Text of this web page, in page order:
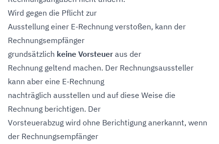
Wird gegen die Pflicht zur
Ausstellung einer E-Rechnung verstoßen, kann der
Rechnungsempfänger
grundsätzlich keine Vorsteuer aus der
Rechnung geltend machen. Der Rechnungsaussteller
kann aber eine E-Rechnung
nachträglich ausstellen und auf diese Weise die
Rechnung berichtigen. Der
Vorsteuerabzug wird ohne Berichtigung anerkannt, wenn
der Rechnungsempfänger